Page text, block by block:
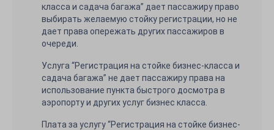
класса и сaдача багажа” дает пассажиру право
выбирать желаемую стойку регистрации, но не
дает права опережать других пассажиров в
очереди.
Услуга “Регистрация на стойке бизнес-класса и
сaдача багажа” не дает пассажиру права на
использование пункта быстрого досмотра в
аэропорту и других услуг бизнес класса.
Плата за услугу “Регистрация на стойке бизнес-